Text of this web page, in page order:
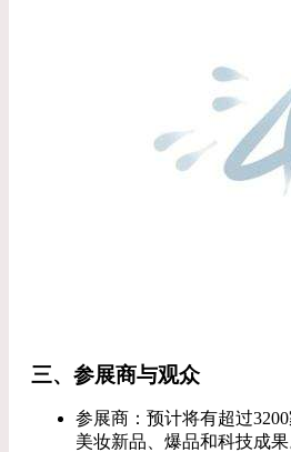
三、参展商与观众
参展商：预计将有超过
美妆新品、爆品和科技成果